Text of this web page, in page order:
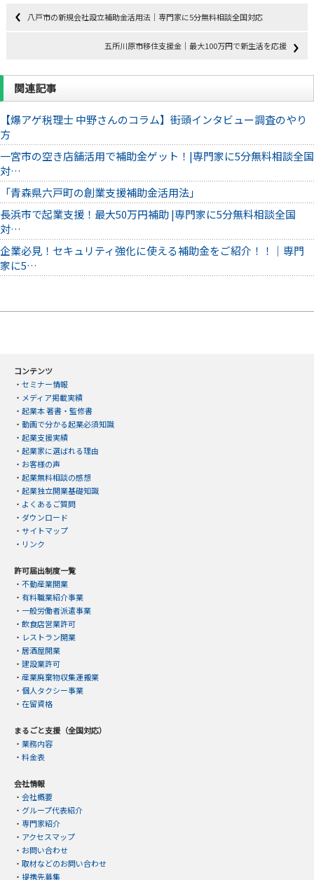
八戸市の新規会社設立補助金活用法｜専門家に5分無料相談全国対応
五所川原市移住支援金｜最大100万円で新生活を応援
関連記事
【爆アゲ税理士 中野さんのコラム】街頭インタビュー調査のやり
方
一宮市の空き店舗活用で補助金ゲット！|専門家に5分無料相談全国
対…
「青森県六戸町の創業支援補助金活用法」
長浜市で起業支援！最大50万円補助 |専門家に5分無料相談全国
対…
企業必見！セキュリティ強化に使える補助金をご紹介！！｜専門
家に5…
コンテンツ
・ セミナー情報
・ メディア掲載実績
・ 起業本 著書・監修書
・ 動画で分かる起業必須知識
・ 起業支援実績
・ 起業家に選ばれる理由
・ お客様の声
・ 起業無料相談の感想
・ 起業独立開業基礎知識
・ よくあるご質問
・ ダウンロード
・ サイトマップ
・ リンク
許可届出制度一覧
・ 不動産業開業
・ 有料職業紹介事業
・ 一般労働者派遣事業
・ 飲食店営業許可
・ レストラン開業
・ 居酒屋開業
・ 建設業許可
・ 産業廃棄物収集運搬業
・ 個人タクシー事業
・ 在留資格
まるごと支援（全国対応）
・ 業務内容
・ 料金表
会社情報
・ 会社概要
・ グループ代表紹介
・ 専門家紹介
・ アクセスマップ
・ お問い合わせ
・ 取材などのお問い合わせ
・ 提携先募集